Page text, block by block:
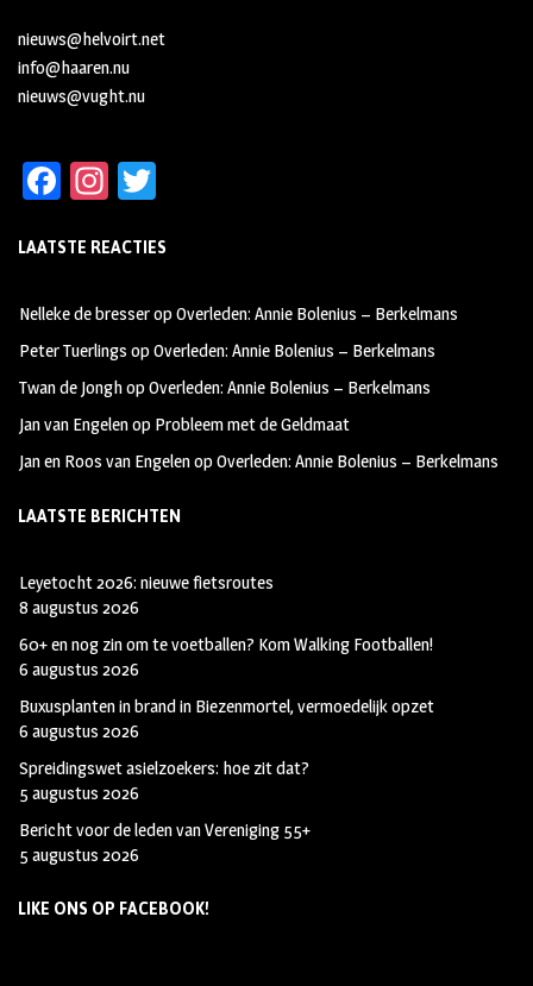
nieuws@helvoirt.net
info@haaren.nu
nieuws@vught.nu
Fa
b
oo
k
In
ag
m
tt
LAATSTE REACTIES
Nelleke de bresseropOverleden: Annie Bolenius – Berkelmans
Peter Tuerlings opOverleden: Annie Bolenius – Berkelmans
Twan de JonghopOverleden: Annie Bolenius – Berkelmans
Jan van Engelenop Probleem met de Geldmaat
Jan en Roos van EngelenopOverleden: Annie Bolenius – Berkelmans
LAATSTE BERICHTEN
Leyetocht 2026: nieuwe fietsroutes
8 augustus 2026
60+ en nog zin om te voetballen? Kom Walking Footballen!
6 augustus 2026
Buxusplanten in brand in Biezenmortel, vermoedelijk opzet
6 augustus 2026
Spreidingswet asielzoekers: hoe zit dat?
5 augustus 2026
Bericht voor de leden van Vereniging 55+
5 augustus 2026
LIKE ONS OP FACEBOOK!